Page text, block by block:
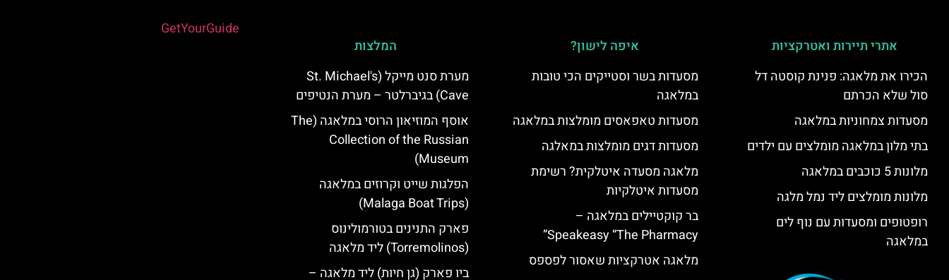
אתרי תיירות ואטרקציות
הכירו את מלאגה: פנינת קוסטה דל
סול שלא הכרתם
מסעדות צמחוניות במלאגה
בתי מלון במלאגה מומלצים עם ילדים
מלונות 5 כוכבים במלאגה
מלונות מומלצים ליד נמל מלגה
רופטופים ומסעדות עם נוף לים
במלאגה
איפה לישון?
מסעדות בשר וסטייקים הכי טובות
במלאגה
מסעדות טאפאסים מומלצות במלאגה
מסעדות דגים מומלצות במאלגה
מלאגה מסעדה איטלקית? רשימת
מסעדות איטלקיות
בר קוקטיילים במלאגה –
Speakeasy “The Pharmacy”
מלאגה אטרקציות שאסור לפספס
המלצות
מערת סנט מייקל (St. Michael's
Cave) בגיברלטר – מערת הנטיפים
אוסף המוזיאון הרוסי במלאגה (The
Collection of the Russian
Museum)
הפלגות שייט וקרוזים במלאגה
(Malaga Boat Trips)
פארק התנינים בטורמולינוס
(Torremolinos) ליד מלאגה
ביו פארק (גן חיות) ליד מלאגה –
GetYourGuide